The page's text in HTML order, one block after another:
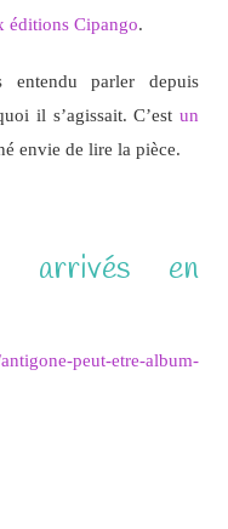
éditions Cipango.
entendu parler depuis
il s’agissait. C’estun
envie de lire la pièce.
arrivés en
peut-etre-album-